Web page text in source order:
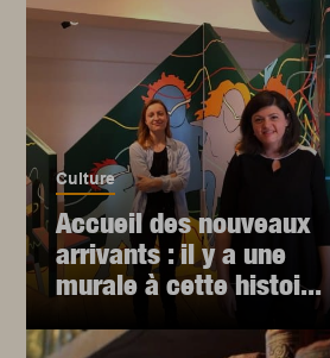
Culture
Accueil des nouveaux
arrivants : il y a une
murale à cette histoi...